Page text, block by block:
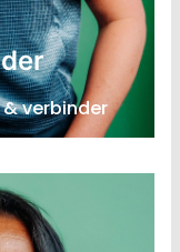
verbinder
meting
agri, bouw,